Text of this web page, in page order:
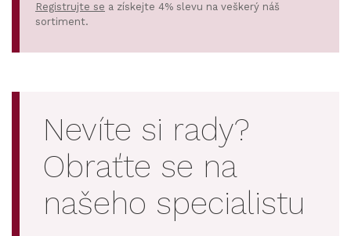
Registrujte se a získejte 4% slevu na veškerý náš
sortiment.
Nevíte si rady?
Obraťte se na
našeho specialistu